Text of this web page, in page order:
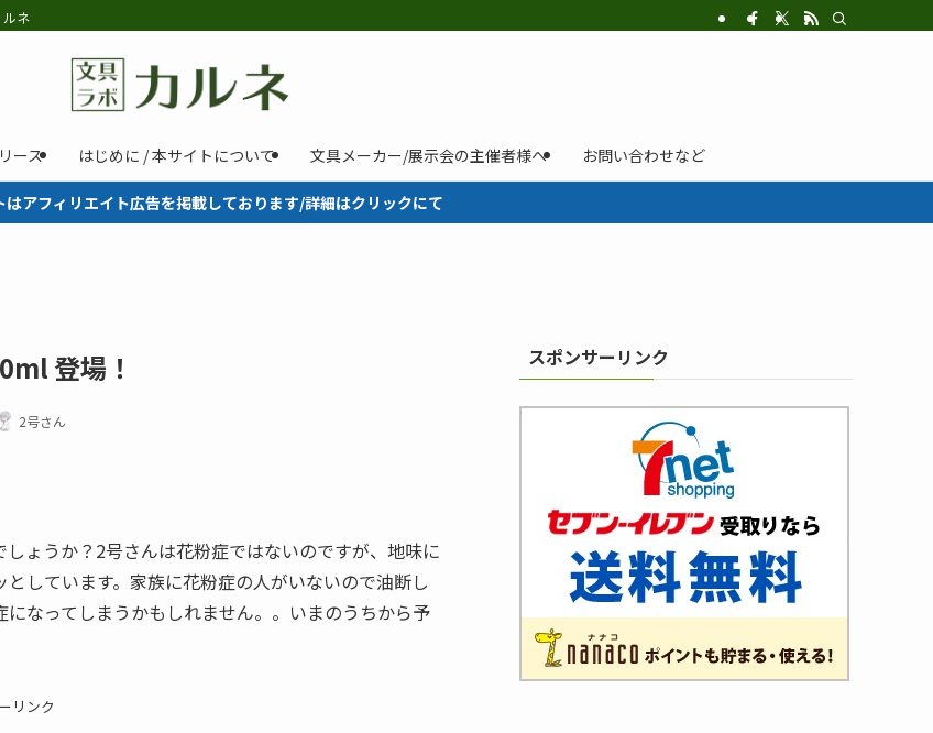
ネ
ース はじめに / 本サイトについて 文具メーカー/展示会の主催者様へ お問い合わせなど
はアフィリエイト広告を掲載しております/詳細はクリックにて
登場！
2号さん
ょうか？2号さんは花粉症ではないのですが、地味に
しています。家族に花粉症の人がいないので油断し
なってしまうかもしれません。。いまのうちから予
リンク
スポンサーリンク